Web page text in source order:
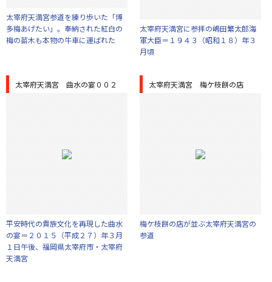
太宰府天満宮参道を練り歩いた「博
多梅あげたい」。奉納された紅白の
梅の苗木も本物の牛車に運ばれた
太宰府天満宮に参拝の嶋田繁太郎海
軍大臣＝１９４３（昭和１８）年３
月頃
太宰府天満宮 曲水の宴００２
平安時代の貴族文化を再現した曲水
の宴＝２０１５（平成２７）年３月
１日午後、福岡県太宰府市・太宰府
天満宮
太宰府天満宮 梅ケ枝餅の店
梅ケ枝餅の店が並ぶ太宰府天満宮の
参道